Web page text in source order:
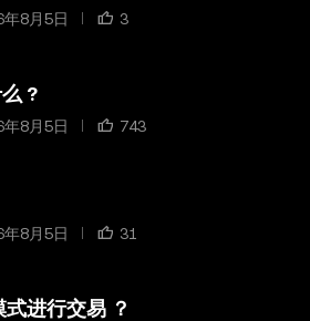
8月5日 3
?
8月5日 743
8月5日 31
进行交易 ？